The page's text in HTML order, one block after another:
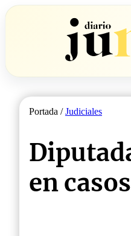
Portada /Judiciales
en